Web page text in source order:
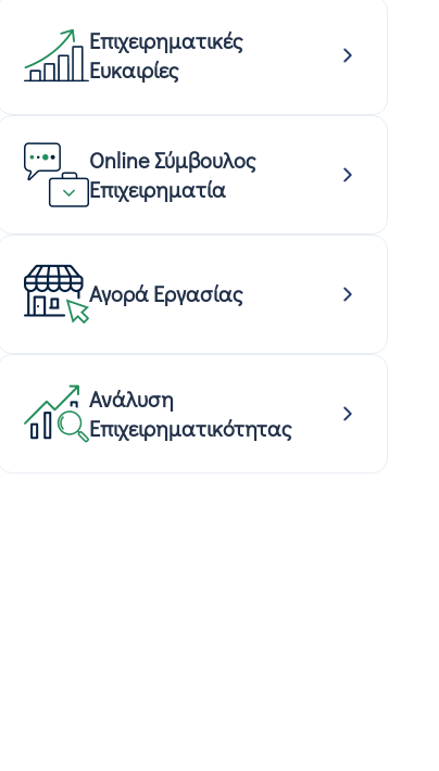
Επιχειρηματικές
Ευκαιρίες
Online Σύμβουλος
Επιχειρηματία
Αγορά Εργασίας
Ανάλυση
Επιχειρηματικότητας